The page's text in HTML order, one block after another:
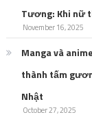
Tương: Khi nữ
November 16, 2025
Manga và
thành tấm
Nhật
October 27, 2025